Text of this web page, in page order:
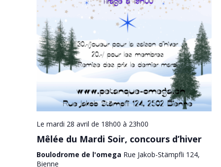
Le mardi 28 avril de 18h00 à 23h00
Mêlée du Mardi Soir, concours d’hiver
Boulodrome de l'omega Rue Jakob-Stämpfli 124,
Bienne